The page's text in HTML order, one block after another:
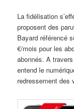
La fidélisation
proposent des
Bayard référencé
€/mois pour les
abonnés. A
entend le
redressement des